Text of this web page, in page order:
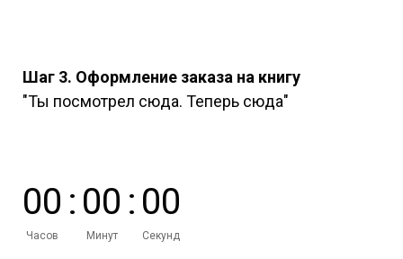
Шаг 3. Оформление заказа на книгу
"Ты посмотрел сюда. Теперь сюда"
00
Часов
: 00
Минут
: 00
Секунд